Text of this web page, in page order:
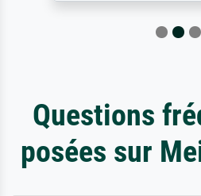
Questions
posées sur